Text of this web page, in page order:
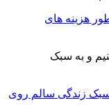
هزینه های
سبک زندگی سالم روی